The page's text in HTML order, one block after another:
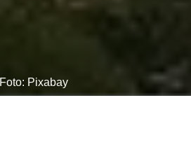
Foto: Pixabay